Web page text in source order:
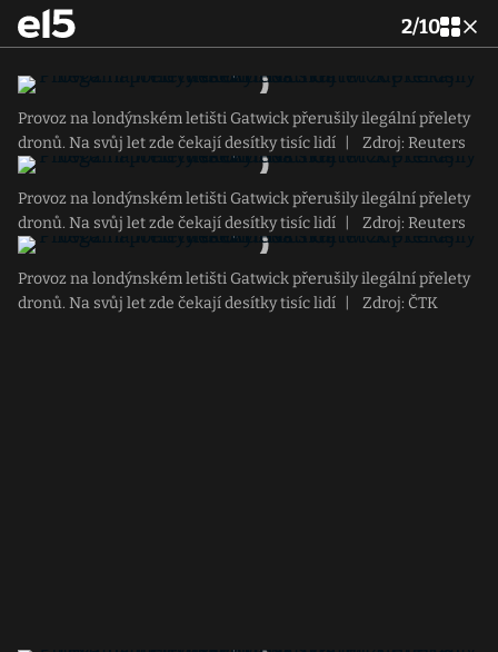
2/10
Provoz na londýnském letišti Gatwick přerušily ilegální přelety
dronů. Na svůj let zde čekají desítky tisíc lidí
Zdroj: Reuters
Provoz na londýnském letišti Gatwick přerušily ilegální přelety
dronů. Na svůj let zde čekají desítky tisíc lidí
Zdroj: Reuters
Provoz na londýnském letišti Gatwick přerušily ilegální přelety
dronů. Na svůj let zde čekají desítky tisíc lidí
Zdroj: ČTK